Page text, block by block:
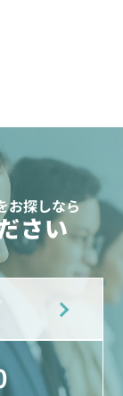
お探しなら
さい